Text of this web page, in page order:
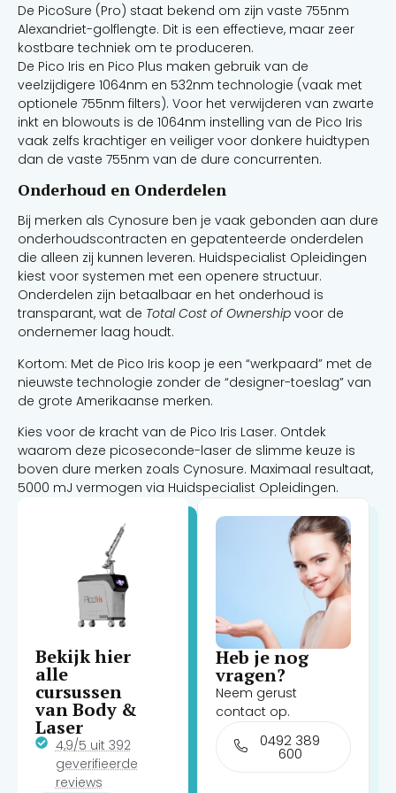
De PicoSure (Pro) staat bekend om zijn vaste 755nm
Alexandriet-golflengte. Dit is een effectieve, maar zeer
kostbare techniek om te produceren.
De Pico Iris en Pico Plus maken gebruik van de
veelzijdigere 1064nm en 532nm technologie (vaak met
optionele 755nm filters). Voor het verwijderen van zwarte
inkt en blowouts is de 1064nm instelling van de Pico Iris
vaak zelfs krachtiger en veiliger voor donkere huidtypen
dan de vaste 755nm van de dure concurrenten.
Onderhoud en Onderdelen
Bij merken als Cynosure ben je vaak gebonden aan dure
onderhoudscontracten en gepatenteerde onderdelen
die alleen zij kunnen leveren. Huidspecialist Opleidingen
kiest voor systemen met een openere structuur.
Onderdelen zijn betaalbaar en het onderhoud is
transparant, wat de Total Cost of Ownership voor de
ondernemer laag houdt.
Kortom: Met de Pico Iris koop je een “werkpaard” met de
nieuwste technologie zonder de “designer-toeslag” van
de grote Amerikaanse merken.
Kies voor de kracht van de Pico Iris Laser. Ontdek
waarom deze picoseconde-laser de slimme keuze is
boven dure merken zoals Cynosure. Maximaal resultaat,
5000 mJ vermogen via Huidspecialist Opleidingen.
Bekijk hier
alle
cursussen
van Body &
Laser
4,9/5 uit 392
geverifieerde
reviews
Heb je nog
vragen?
Neem gerust
contact op.
0492 389
600